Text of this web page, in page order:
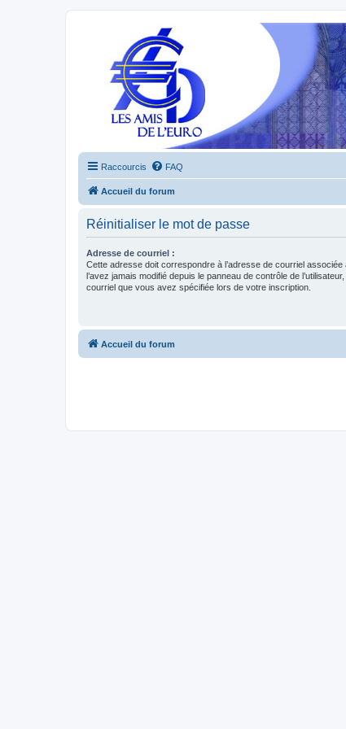
Raccourcis FAQ
Accueil du forum
Réinitialiser le mot de passe
Adresse de courriel :
Cette adresse doit correspondre à l’adresse de courriel
l’avez jamais modifié depuis le panneau de contrôle de l’utilisateur,
courriel que vous avez spécifiée lors de votre inscription.
Accueil du forum